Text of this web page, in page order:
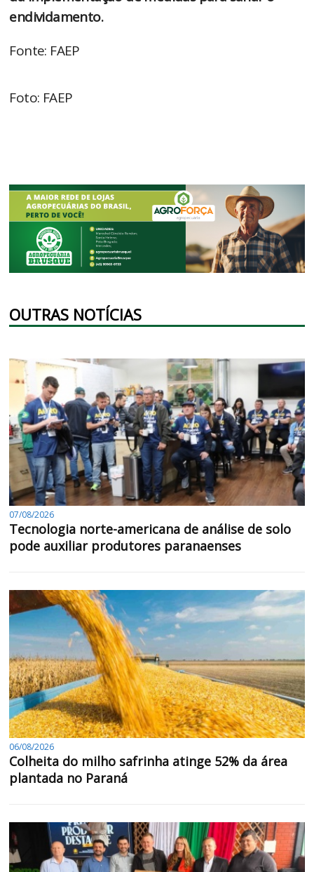
endividamento.
Fonte: FAEP
Foto: FAEP
OUTRAS NOTÍCIAS
07/08/2026
Tecnologia norte-americana de análise de solo
pode auxiliar produtores paranaenses
06/08/2026
Colheita do milho safrinha atinge 52% da área
plantada no Paraná